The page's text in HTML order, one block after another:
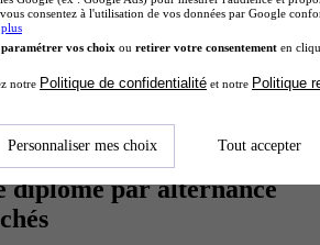
à Lille
à Paris
à Bordeaux
à Lyon
diplôme par alternance
consentez à l'utilisation de vos données par Google
paramétrer vos choix ou retirer votre consentement en
notre Politique de confidentialité et notre Politique
Personnaliser mes choix Tout accepter